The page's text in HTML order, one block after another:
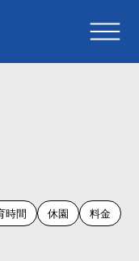
時間 ​休園
料金